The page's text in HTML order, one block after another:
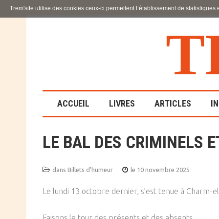
T
ACCUEIL LIVRES
LA FAMILLE
ÉDUCATIVE
SCIENCES HUMAINES
ARTICLES
LE BAL DES CRIMINELS
dans Billets d'humeur le 10 novembre 2025
Le lundi 13 octobre dernier, s’est tenue à
Trem'site utilise des cookies ceux-ci permettent l’établissement de statistiques